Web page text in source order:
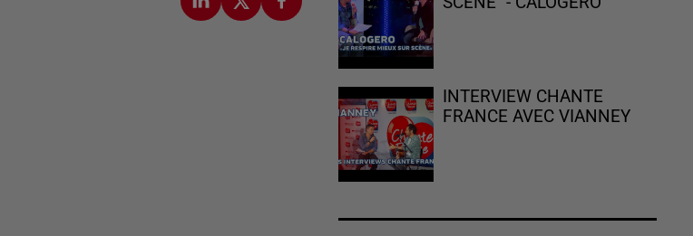
INTERVIEW CHANTE
FRANCE AVEC VIANNEY